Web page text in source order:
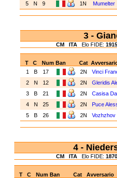
5
N 9 1N Mumelter
3 -
CM ITAElo FIDE: 1915
T C Num Ban Cat
1
B 17 2N
Vinci
2
N 12 2N
Gleridis
3
B 21 2N
Casisa
4
N 25 2N
Puce
5
B 26 2N Vozhzhov
4 -
CM ITAElo FIDE: 1870
T C Num Ban Cat
Avversario